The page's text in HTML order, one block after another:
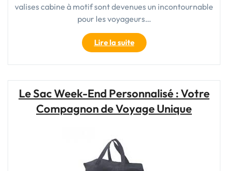
valises cabine à motif sont devenues un incontournable
pour les voyageurs…
Lire la suite"Voyagez
avec
Style
Valises
Cabine
de
Le Sac Week-End Personnalisé : Votre
Compagnon de Voyage Unique